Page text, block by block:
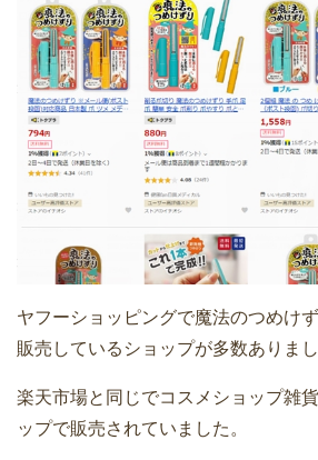
ヤフーショッピングで魔法のつめけ
販売しているショップが多数ありまし
楽天市場と同じでコスメショップ雑
ップで販売されていました。